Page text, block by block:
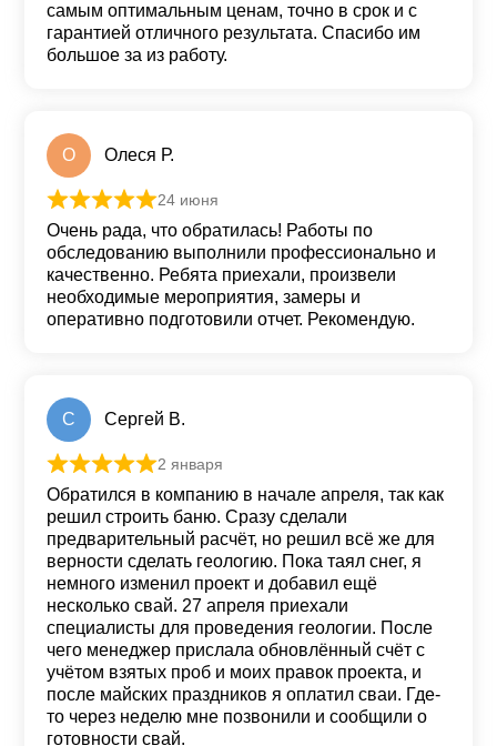
самым оптимальным ценам, точно в срок и с
гарантией отличного результата. Спасибо им
большое за из работу.
О Олеся Р.
Оценка
24 июня
Очень рада, что обратилась! Работы по
обследованию выполнили профессионально и
качественно. Ребята приехали, произвели
необходимые мероприятия, замеры и
оперативно подготовили отчет. Рекомендую.
С Сергей В.
Оценка из 5
2 января
Обратился в компанию в начале апреля, так как
решил строить баню. Сразу сделали
предварительный расчёт, но решил всё же для
верности сделать геологию. Пока таял снег, я
немного изменил проект и добавил ещё
несколько свай. 27 апреля приехали
специалисты для проведения геологии. После
чего менеджер прислала обновлённый счёт с
учётом взятых проб и моих правок проекта, и
после майских праздников я оплатил сваи. Где-
то через неделю мне позвонили и сообщили о
готовности свай.